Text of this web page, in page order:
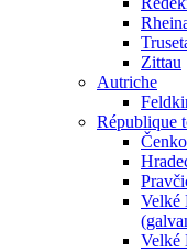
Zittau
Autriche
République
Velké
Velké